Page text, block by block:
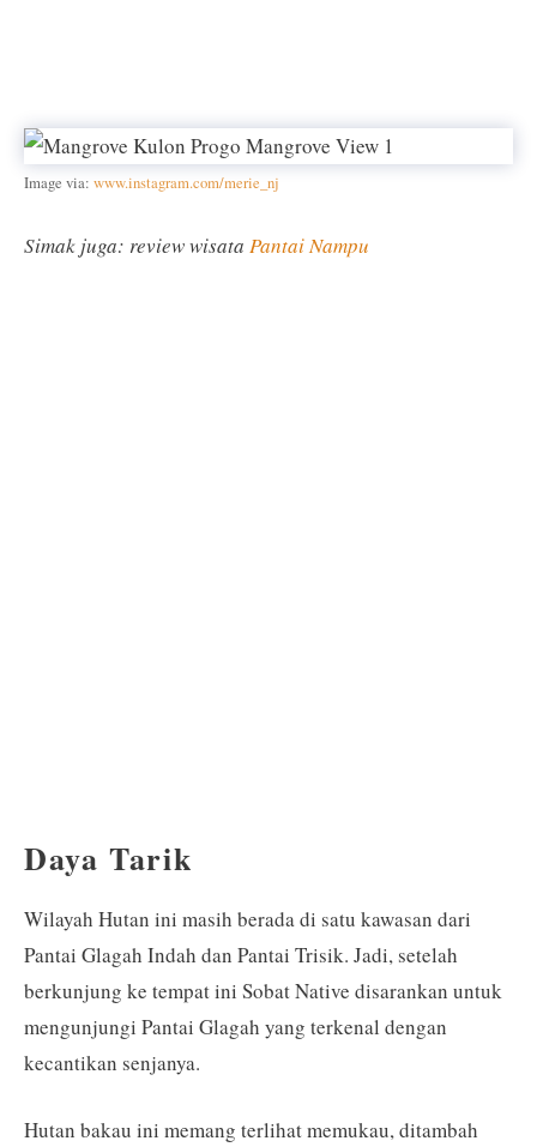
Image via: www.instagram.com/merie_nj
Simak juga: review wisata Pantai Nampu
Daya Tarik
Wilayah Hutan ini masih berada di satu kawasan dari
Pantai Glagah Indah dan Pantai Trisik. Jadi, setelah
berkunjung ke tempat ini Sobat Native disarankan untuk
mengunjungi Pantai Glagah yang terkenal dengan
kecantikan senjanya.
Hutan bakau ini memang terlihat memukau, ditambah